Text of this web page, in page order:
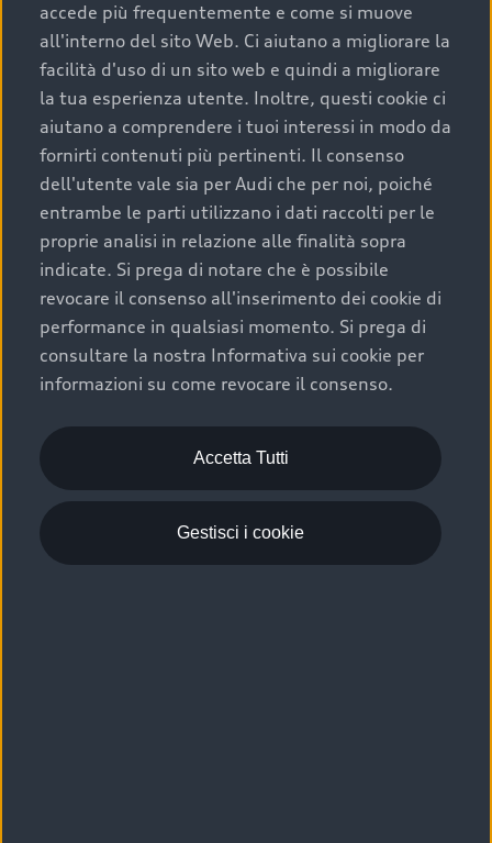
accede più frequentemente e come si muove
all'interno del sito Web. Ci aiutano a migliorare la
facilità d'uso di un sito web e quindi a migliorare
la tua esperienza utente. Inoltre, questi cookie ci
aiutano a comprendere i tuoi interessi in modo da
fornirti contenuti più pertinenti. Il consenso
dell'utente vale sia per Audi che per noi, poiché
entrambe le parti utilizzano i dati raccolti per le
proprie analisi in relazione alle finalità sopra
indicate. Si prega di notare che è possibile
revocare il consenso all'inserimento dei cookie di
performance in qualsiasi momento. Si prega di
consultare la nostra Informativa sui cookie per
informazioni su come revocare il consenso.
Accetta Tutti
Gestisci i cookie
cronologia dei tagliandi: una documentazione
completa della vettura certifica una manutenzione
costante e accurata;
condizioni della carrozzeria e degli interni: una
buona conservazione evidenzia cura e attenzione del
precedente proprietario;
efficienza meccanica: motore, trasmissione e
componenti principali in ottimo stato garantiscono
prestazioni affidabili e sicure.
Acquistare un’auto usata in una Concessionaria ufficiale
Audi che offre l’usato garantito tramite Audi Prima
Scelta :plus, significa affidarsi ad un prodotto che viene
sottoposto a 110 controlli approfonditi e coperto da
garanzia fino a 4 anni per una maggiore tutela del tuo
acquisto.